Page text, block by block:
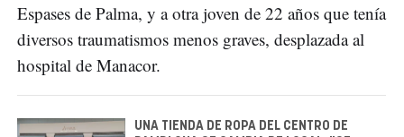
Espases de Palma, y a otra joven de 22 años que tenía
diversos traumatismos menos graves, desplazada al
hospital de Manacor.
UNA TIENDA DE ROPA DEL CENTRO DE